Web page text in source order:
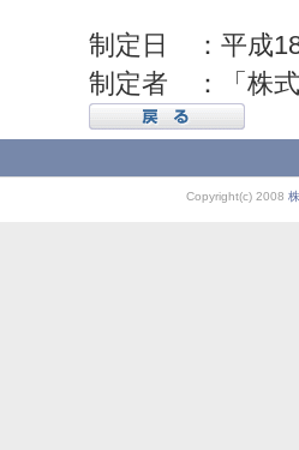
制定日 ：平成
制定者 ：「株
Copyright(c) 2008